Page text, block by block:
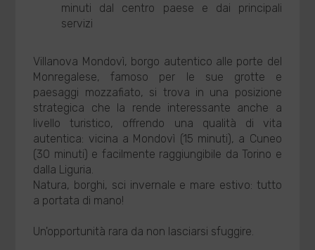
minuti dal centro paese e dai principali
servizi
Villanova Mondovì, borgo autentico alle porte del
Monregalese, famoso per le sue grotte e
paesaggi mozzafiato, si trova in una posizione
strategica che la rende interessante anche a
livello turistico, offrendo una qualità di vita
autentica: vicina a Mondovì (15 minuti), a Cuneo
(30 minuti) e facilmente raggiungibile da Torino e
dalla Liguria.
Natura, borghi, sci invernale e mare estivo: tutto
a portata di mano!
Un'opportunità rara da non lasciarsi sfuggire.